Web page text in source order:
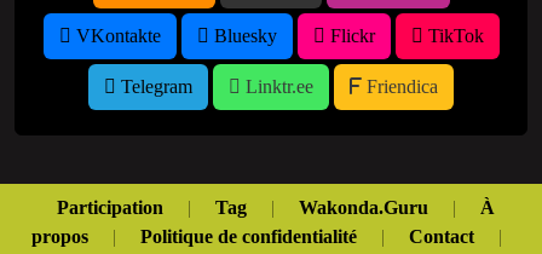
VKontakte Bluesky Flickr TikTok
Telegram Linktr.ee Friendica
Participation | Tag | Wakonda.Guru |
À
propos
| Politique de confidentialité | Contact
|